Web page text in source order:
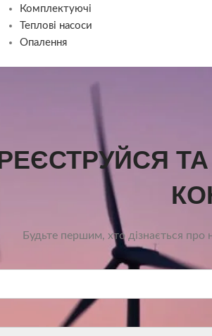
Комплектуючі
Теплові насоси
Опалення
Будьте першим, хто дізнається про